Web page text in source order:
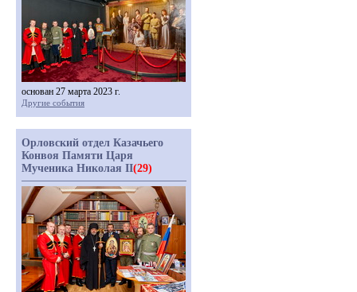
основан 27 марта 2023 г.
Другие события
Орловский отдел Казачьего
Конвоя Памяти Царя
Мученика Николая II(29)